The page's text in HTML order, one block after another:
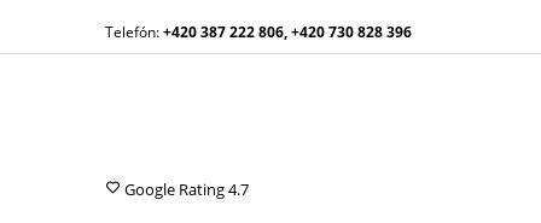
Telefón:+420 387 222 806, +420 730 828 396
Google Rating4.7